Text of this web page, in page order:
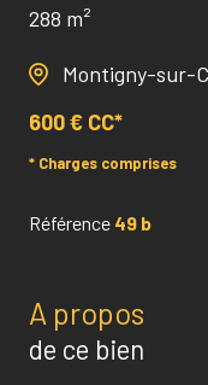
288 m²
Montigny-sur-
600 € CC*
* Charges comprises
Référence 49 b
A propos
de ce bien